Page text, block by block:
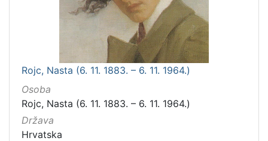
Rojc, Nasta (6. 11. 1883. – 6. 11. 1964.)
Osoba
Rojc, Nasta (6. 11. 1883. – 6. 11. 1964.)
Država
Hrvatska